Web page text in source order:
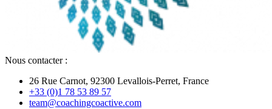
Nous contacter :
26 Rue Carnot, 92300 Levallois-Perret, France
+33 (0)1 78 53 89 57
team@coachingcoactive.com